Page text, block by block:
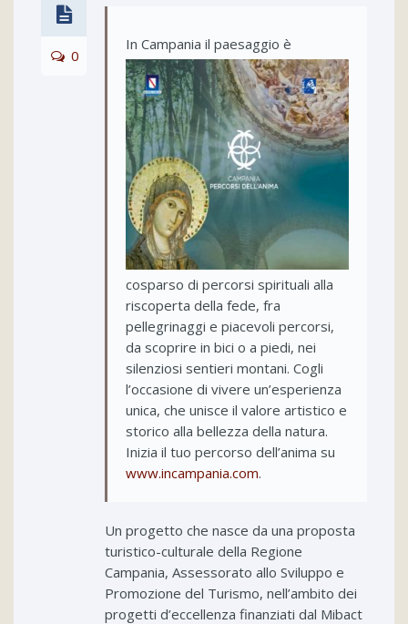
0
In Campania il paesaggio è
cosparso di percorsi spirituali alla
riscoperta della fede, fra
pellegrinaggi e piacevoli percorsi,
da scoprire in bici o a piedi, nei
silenziosi sentieri montani. Cogli
l’occasione di vivere un’esperienza
unica, che unisce il valore artistico e
storico alla bellezza della natura.
Inizia il tuo percorso dell’anima su
www.incampania.com.
Un progetto che nasce da una proposta
turistico-culturale della Regione
Campania, Assessorato allo Sviluppo e
Promozione del Turismo, nell’ambito dei
progetti d’eccellenza finanziati dal Mibact